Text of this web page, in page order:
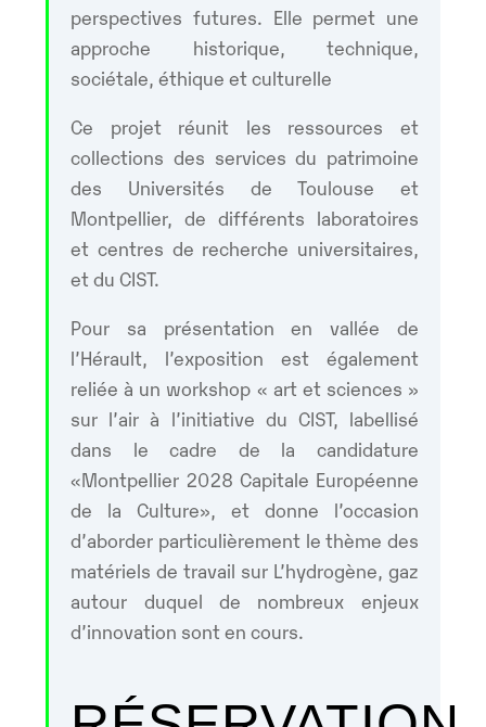
perspectives futures. Elle permet une
approche historique, technique,
sociétale, éthique et culturelle
Ce projet réunit les ressources et
collections des services du patrimoine
des Universités de Toulouse et
Montpellier, de différents laboratoires
et centres de recherche universitaires,
et du CIST.
Pour sa présentation en vallée de
l’Hérault, l’exposition est également
reliée à un workshop « art et sciences »
sur l’air à l’initiative du CIST, labellisé
dans le cadre de la candidature
«Montpellier 2028 Capitale Européenne
de la Culture», et donne l’occasion
d’aborder particulièrement le thème des
matériels de travail sur L’hydrogène, gaz
autour duquel de nombreux enjeux
d’innovation sont en cours.